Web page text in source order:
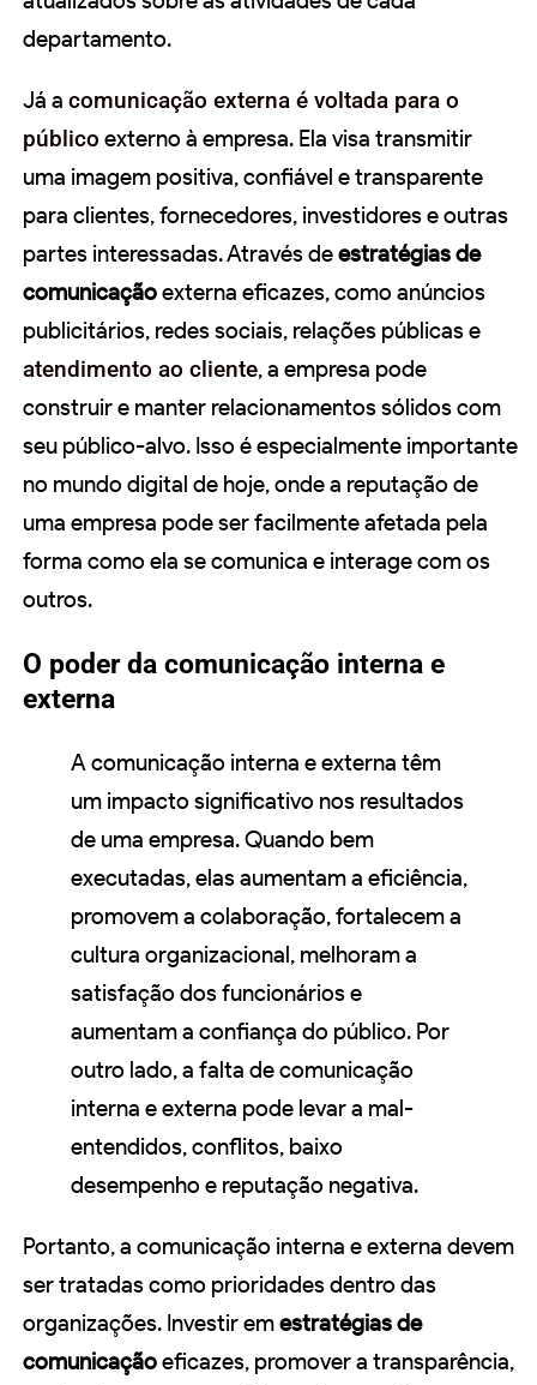
departamento.
Já a comunicação externa é voltada para o
público externo à empresa. Ela visa transmitir
uma imagem positiva, confiável e transparente
para clientes, fornecedores, investidores e outras
partes interessadas. Através deestratégias de
comunicaçãoexterna eficazes, como anúncios
publicitários, redes sociais, relações públicas e
atendimento ao cliente, a empresa pode
construir e manter relacionamentos sólidos com
seu público-alvo. Isso é especialmente importante
no mundo digital de hoje, onde a reputação de
uma empresa pode ser facilmente afetada pela
forma como ela se comunica e interage com os
outros.
O poder da comunicação interna e
externa
A comunicação interna e externa têm
um impacto significativo nos resultados
de uma empresa. Quando bem
executadas, elas aumentam a eficiência,
promovem a colaboração, fortalecem a
cultura organizacional, melhoram a
satisfação dos funcionários e
aumentam a confiança do público. Por
outro lado, a falta de comunicação
interna e externa pode levar a mal-
entendidos, conflitos, baixo
desempenho e reputação negativa.
Portanto, a comunicação interna e externa devem
ser tratadas como prioridades dentro das
organizações. Investir emestratégias de
comunicaçãoeficazes, promover a transparência,